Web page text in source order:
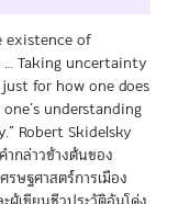
existence of
Taking uncertainty
for how one does
understanding
Robert Skidelsky
คำกล่าวข้างต้นของ
ษฐศาสตร์การเมือง